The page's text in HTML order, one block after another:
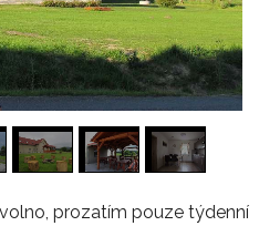
prozatím pouze týdenní